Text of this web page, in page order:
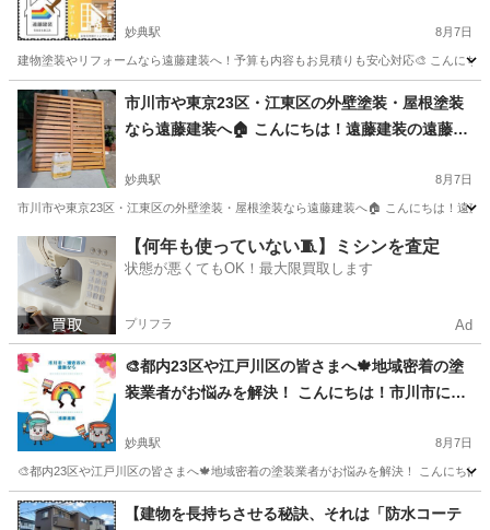
塗装やリフォームをしている遠藤建装です🙇‍
妙典駅 8月7日
建物塗装やリフォームなら遠藤建装へ！予算も内容もお見積りも安心対応🎨 こんに
千葉 市川市 妙典駅 リフォーム 建物
市川市や東京23区・江東区の外壁塗装・屋根塗装
なら遠藤建装へ🏠 こんにちは！遠藤建装の遠藤で
妙典駅 8月7日
市川市や東京23区・江東区の外壁塗装・屋根塗装なら遠藤建装へ🏠 こんにちは！遠
千葉 市川市 妙典駅 リフォーム 外壁塗装
【何年も使っていない🧵】ミシンを査定
状態が悪くてもOK！最大限買取します
プリフラ Ad
🎨都内23区や江戸川区の皆さまへ🍁地域密着の塗
装業者がお悩みを解決！ こんにちは！市川市に拠
妙典駅 8月7日
🎨都内23区や江戸川区の皆さまへ🍁地域密着の塗装業者がお悩みを解決！ こんにち
千葉 市川市 妙典駅 その他 防水工事
【建物を長持ちさせる秘訣、それは「防水コーテ